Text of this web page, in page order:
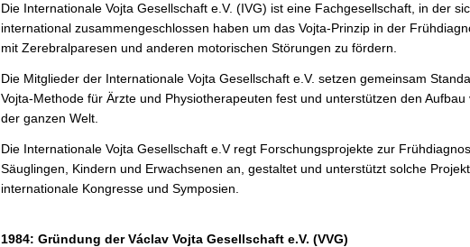
Die Internationale Vojta Gesellschaft e.V. (IVG) ist eine Fachgesellschaft, in der
international zusammengeschlossen haben um das Vojta-Prinzip in der
mit Zerebralparesen und anderen motorischen Störungen zu fördern.
Die Mitglieder der Internationale Vojta Gesellschaft e.V. setzen gemeinsam
Vojta-Methode für Ärzte und Physiotherapeuten fest und unterstützen den
der ganzen Welt.
Die Internationale Vojta Gesellschaft e.V regt Forschungsprojekte zur
Säuglingen, Kindern und Erwachsenen an, gestaltet und unterstützt solche
internationale Kongresse und Symposien.
1984: Gründung der Václav Vojta Gesellschaft e.V. (VVG)